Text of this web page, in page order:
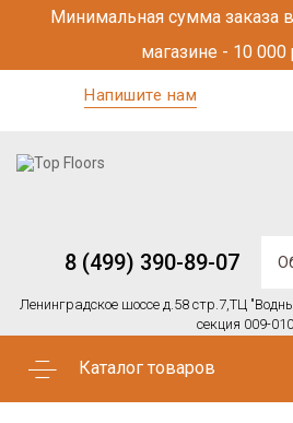
Минимальная сумма заказа
магазине - 10 000
Напишите нам
8 (499) 390-89-07
Ленинградское шоссе д.58 стр.7,ТЦ
секция 009-010
Каталог товаров